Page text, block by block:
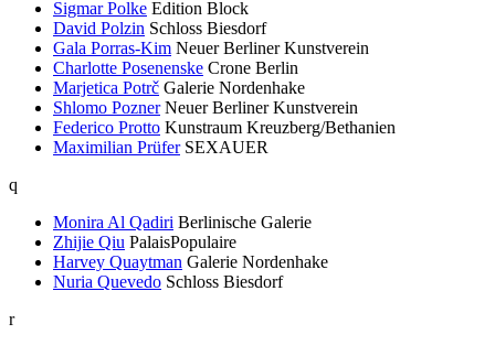
Sigmar Polke Edition Block
David Polzin Schloss Biesdorf
Gala Porras-Kim Neuer Berliner Kunstverein
Charlotte Posenenske Crone Berlin
Marjetica Potrč Galerie Nordenhake
Shlomo Pozner Neuer Berliner Kunstverein
Federico Protto Kunstraum Kreuzberg/Bethanien
Maximilian Prüfer SEXAUER
q
Monira Al Qadiri Berlinische Galerie
Zhijie Qiu PalaisPopulaire
Harvey Quaytman Galerie Nordenhake
Nuria Quevedo Schloss Biesdorf
r